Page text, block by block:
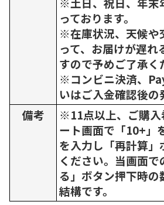
っております。
※在庫状況、天候や
って、お届けが遅れ
すので予めご了承く
※コンビニ決済、
いはご入金確認後の
備考
※11点以上、ご購入
ート画面で「10+」
を入力し「再計算」
ください。当画面
る」ボタン押下時
結構です。